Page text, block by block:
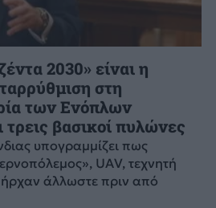
2030» είναι η
στη
των Ενόπλων
βασικοί πυλώνες
υπογραμμίζει πως
UAV, τεχνητή
άλλωστε πριν από